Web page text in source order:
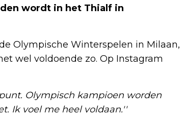
wordt in het Thialf in
Olympische Winterspelen in Milaan,
wel voldoende zo. Op Instagram
Olympisch kampioen worden
Ik voel me heel voldaan.''